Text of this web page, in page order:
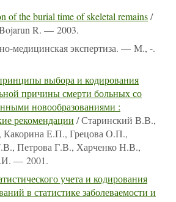
of the burial time of skeletal remains/
R. — 2003.
медицинская экспертиза. — М., -.
выбора и кодирования
причины смерти больных со
новообразованиями :
рекомендации / Старинский В.В.,
Е.П., Грецова О.П.,
Петрова Г.В., Харченко Н.В.,
— 2001.
учета и кодирования
в статистике заболеваемости и